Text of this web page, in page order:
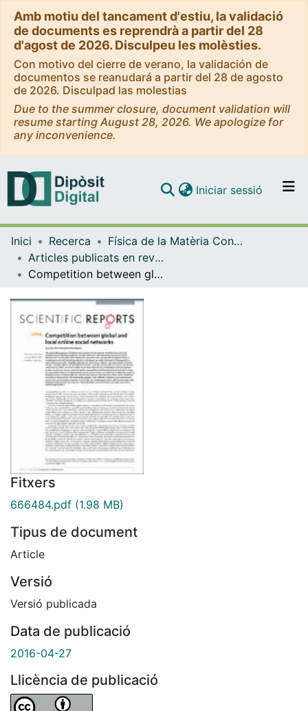
Amb motiu del tancament d'estiu, la validació
de documents es reprendrà a partir del 28
d'agost de 2026. Disculpeu les molèsties.
Con motivo del cierre de verano, la validación de
documentos se reanudará a partir del 28 de agosto
de 2026. Disculpad las molestias
Due to the summer closure, document validation will
resume starting August 28, 2026. We apologize for
any inconvenience.
Navega per tot el DD
Com publicar
Iniciar sessió (current)
Inici Recerca
Física de la Matèria Condensada
Articles publicats en revistes (Física de la Matèria Condensada)
Competition between global and local online social networks
Fitxers
666484.pdf (1.98 MB)
Tipus de document
Article
Versió
Versió publicada
Data de publicació
2016-04-27
Llicència de publicació